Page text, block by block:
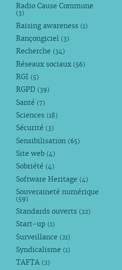
Radio Cause Commune
(3)
Raising awareness (1)
Rançongiciel (3)
Recherche (34)
Réseaux sociaux (56)
RGI (5)
RGPD (39)
Santé (7)
Sciences (18)
Sécurité (3)
Sensibilisation (65)
Site web (4)
Sobriété (4)
Software Heritage (4)
Souveraineté numérique
(59)
Standards ouverts (22)
Start-up (1)
Surveillance (21)
Syndicalisme (1)
TAFTA (2)